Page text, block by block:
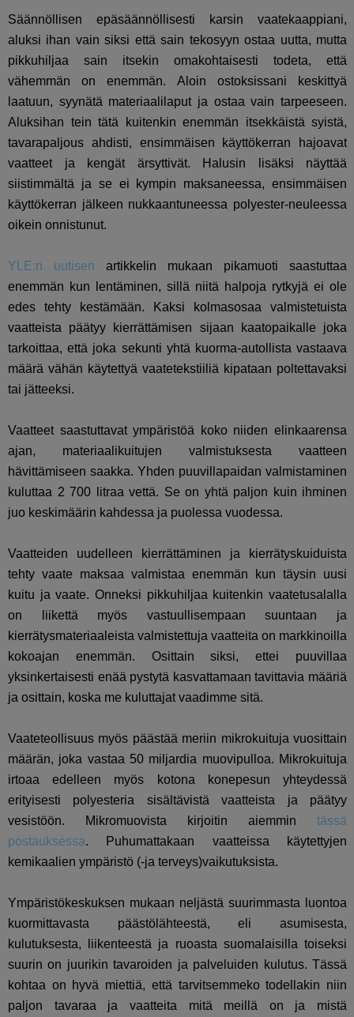
Säännöllisen epäsäännöllisesti karsin vaatekaappiani,
aluksi ihan vain siksi että sain tekosyyn ostaa uutta, mutta
pikkuhiljaa sain itsekin omakohtaisesti todeta, että
vähemmän on enemmän. Aloin ostoksissani keskittyä
laatuun, syynätä materiaalilaput ja ostaa vain tarpeeseen.
Aluksihan tein tätä kuitenkin enemmän itsekkäistä syistä,
tavarapaljous ahdisti, ensimmäisen käyttökerran hajoavat
vaatteet ja kengät ärsyttivät. Halusin lisäksi näyttää
siistimmältä ja se ei kympin maksaneessa, ensimmäisen
käyttökerran jälkeen nukkaantuneessa polyester-neuleessa
oikein onnistunut.
YLE:n uutisen artikkelin mukaan pikamuoti saastuttaa
enemmän kun lentäminen, sillä niitä halpoja rytkyjä ei ole
edes tehty kestämään. Kaksi kolmasosaa valmistetuista
vaatteista päätyy kierrättämisen sijaan kaatopaikalle joka
tarkoittaa, että joka sekunti yhtä kuorma-autollista vastaava
määrä vähän käytettyä vaatetekstiiliä kipataan poltettavaksi
tai jätteeksi.
Vaatteet saastuttavat ympäristöä koko niiden elinkaarensa
ajan, materiaalikuitujen valmistuksesta vaatteen
hävittämiseen saakka. Yhden puuvillapaidan valmistaminen
kuluttaa 2 700 litraa vettä. Se on yhtä paljon kuin ihminen
juo keskimäärin kahdessa ja puolessa vuodessa.
Vaatteiden uudelleen kierrättäminen ja kierrätyskuiduista
tehty vaate maksaa valmistaa enemmän kun täysin uusi
kuitu ja vaate. Onneksi pikkuhiljaa kuitenkin vaatetusalalla
on liikettä myös vastuullisempaan suuntaan ja
kierrätysmateriaaleista valmistettuja vaatteita on markkinoilla
kokoajan enemmän. Osittain siksi, ettei puuvillaa
yksinkertaisesti enää pystytä kasvattamaan tavittavia määriä
ja osittain, koska me kuluttajat vaadimme sitä.
Vaateteollisuus myös päästää meriin mikrokuituja vuosittain
määrän, joka vastaa 50 miljardia muovipulloa. Mikrokuituja
irtoaa edelleen myös kotona konepesun yhteydessä
erityisesti polyesteria sisältävistä vaatteista ja päätyy
vesistöön. Mikromuovista kirjoitin aiemmintässä
postauksessa. Puhumattakaan vaatteissa käytettyjen
kemikaalien ympäristö (-ja terveys)vaikutuksista.
Ympäristökeskuksen mukaan neljästä suurimmasta luontoa
kuormittavasta päästölähteestä, eli asumisesta,
kulutuksesta, liikenteestä ja ruoasta suomalaisilla toiseksi
suurin on juurikin tavaroiden ja palveluiden kulutus. Tässä
kohtaa on hyvä miettiä, että tarvitsemmeko todellakin niin
paljon tavaraa ja vaatteita mitä meillä on ja mistä